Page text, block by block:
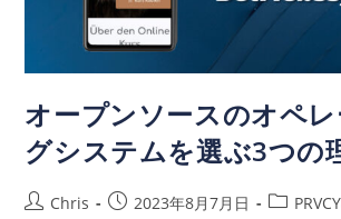
オープンソースのオペ
グシステムを選ぶ3つの
Chris 2023年8月7月日